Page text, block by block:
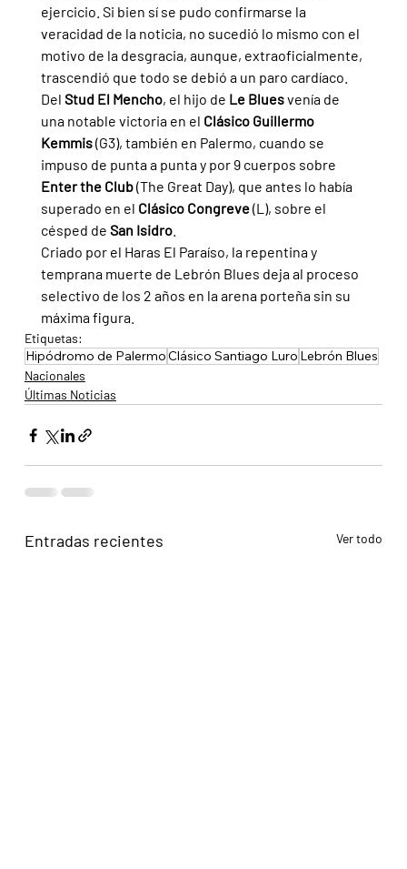
ejercicio. Si bien sí se pudo confirmarse la
veracidad de la noticia, no sucedió lo mismo con el
motivo de la desgracia, aunque, extraoficialmente,
trascendió que todo se debió a un paro cardíaco.
Del Stud El Mencho, el hijo de Le Blues venía de
una notable victoria en el Clásico Guillermo
Kemmis (G3), también en Palermo, cuando se
impuso de punta a punta y por 9 cuerpos sobre
Enter the Club (The Great Day), que antes lo había
superado en el Clásico Congreve (L), sobre el
césped de San Isidro.
Criado por el Haras El Paraíso, la repentina y
temprana muerte de Lebrón Blues deja al proceso
selectivo de los 2 años en la arena porteña sin su
máxima figura.
Etiquetas:
Hipódromo de PalermoClásico Santiago Luro Lebrón Blues
Nacionales
Últimas Noticias
Entradas recientes Ver todo